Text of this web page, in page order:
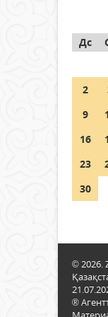
МЕ?
Дс
2
9
16
23
30
© 2026.
®